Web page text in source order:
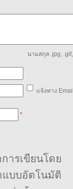
นามสกุล .jpg,
แจ้งทาง
*
ารเขียนโดย
บอัตโนมัติ